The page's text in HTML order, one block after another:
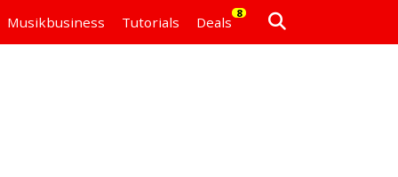
Musikbusiness Tutorials Deals
8